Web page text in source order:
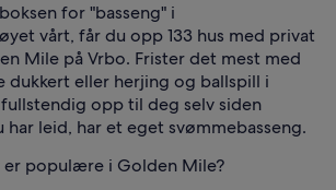
for "basseng" i
vårt, får du opp 133 hus med privat
Mile på Vrbo. Frister det mest med
dukkert eller herjing og ballspill i
opp til deg selv siden
leid, har et eget svømmebasseng.
er populære i Golden Mile?